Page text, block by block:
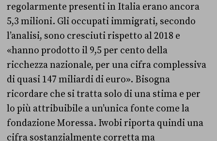
regolarmente presenti in Italia erano ancora
5,3 milioni. Gli occupati immigrati, secondo
l’analisi, sono cresciuti rispetto al 2018 e
«hanno prodotto il 9,5 per cento della
ricchezza nazionale, per una cifra complessiva
di quasi 147 miliardi di euro». Bisogna
ricordare che si tratta solo di una stima e per
lo più attribuibile a un’unica fonte come la
fondazione Moressa. Iwobi riporta quindi una
cifra sostanzialmente corretta ma